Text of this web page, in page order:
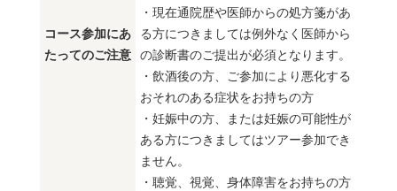
コース参加にあ
たってのご注意
・現在通院歴や医師からの処方箋があ
る方につきましては例外なく医師から
の診断書のご提出が必須となります。
・飲酒後の方、ご参加により悪化する
おそれのある症状をお持ちの方
・妊娠中の方、または妊娠の可能性が
ある方につきましてはツアー参加でき
ません。
・聴覚、視覚、身体障害をお持ちの方